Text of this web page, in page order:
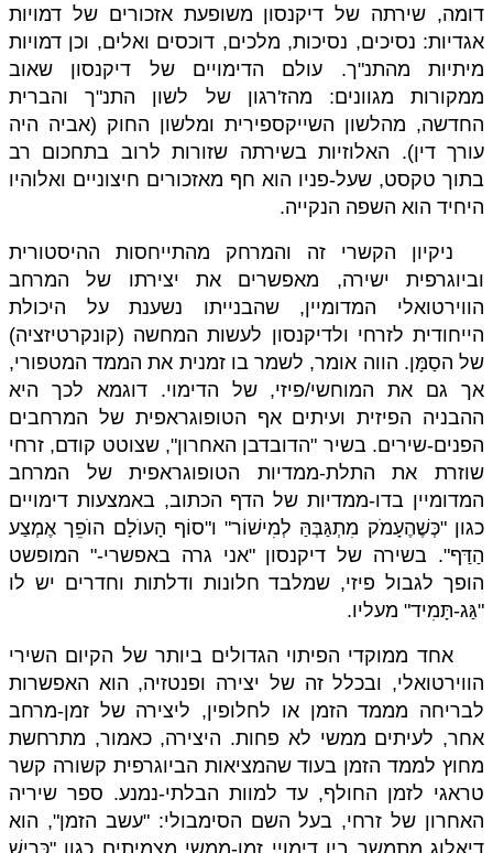
דומה, שירתה של דיקנסון משופעת אזכורים של דמויות
אגדיות: נסיכים, נסיכות, מלכים, דוכסים ואלים, וכן דמויות
מיתיות מהתנ"ך. עולם הדימויים של דיקנסון שאוב
ממקורות מגוונים: מהז'רגון של לשון התנ"ך והברית
החדשה, מהלשון השייקספירית ומלשון החוק (אביה היה
עורך דין). האלוזיות בשירתה שזורות לרוב בתחכום רב
בתוך טקסט, שעל-פניו הוא חף מאזכורים חיצוניים ואלוהיו
היחיד הוא השפה הנקייה.
ניקיון הקשרי זה והמרחק מהתייחסות ההיסטורית
וביוגרפית ישירה, מאפשרים את יצירתו של המרחב
הווירטואלי המדומיין, שהבנייתו נשענת על היכולת
הייחודית לזרחי ולדיקנסון לעשות המחשה (קונקרטיזציה)
של הסַמָּן. הווה אומר, לשמר בו זמנית את הממד המטפורי,
אך גם את המוחשי/פיזי, של הדימוי. דוגמא לכך היא
ההבניה הפיזית ועיתים אף הטופוגראפית של המרחבים
הפנים-שירים. בשיר "הדובדבן האחרון", שצוטט קודם, זרחי
שוזרת את התלת-ממדיות הטופוגראפית של המרחב
המדומיין בדו-ממדיות של הדף הכתוב, באמצעות דימויים
כגון "כְּשֶׁהֶעָמׂק מִתְגַּבְּהַּ לְמִישׁוֹר" ו"סוֹף הָעוׂלָם הוׂפֵך אֶמְצַע
הַדַּף". בשירה של דיקנסון "אני גרה באפשרי-" המופשט
הופך לגבול פיזי, שמלבד חלונות ודלתות וחדרים יש לו
"גַּג-תָּמִיד" מעליו.
אחד ממוקדי הפיתוי הגדולים ביותר של הקיום השירי
הווירטואלי, ובכלל זה של יצירה ופנטזיה, הוא האפשרות
לבריחה מממד הזמן או לחלופין, ליצירה של זמן-מרחב
אחר, לעיתים ממשי לא פחות. היצירה, כאמור, מתרחשת
מחוץ לממד הזמן בעוד שהמציאות הביוגרפית קשורה קשר
טראגי לזמן החולף, עד למוות הבלתי-נמנע. ספר שיריה
האחרון של זרחי, בעל השם הסימבולי: "עשב הזמן", הוא